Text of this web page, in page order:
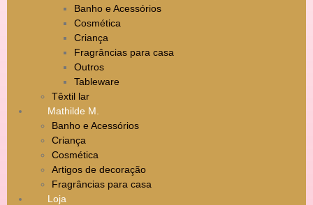
Banho e Acessórios
Cosmética
Criança
Fragrâncias para casa
Outros
Tableware
Têxtil lar
Mathilde M.
Banho e Acessórios
Criança
Cosmética
Artigos de decoração
Fragrâncias para casa
Loja